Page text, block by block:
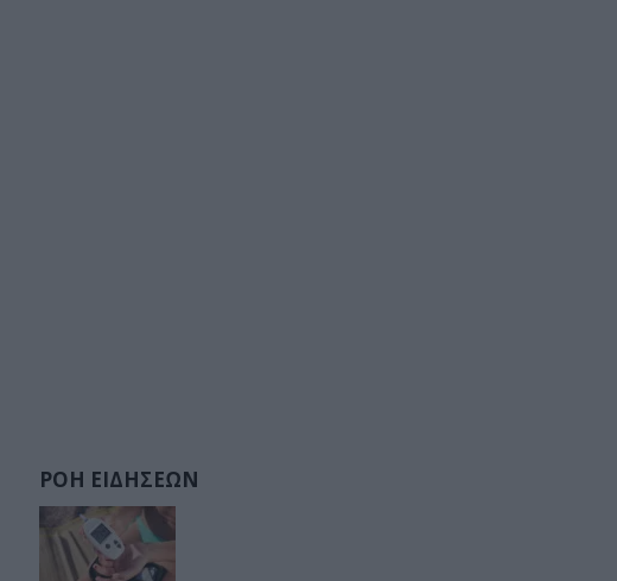
ΡΟΗ ΕΙΔΗΣΕΩΝ